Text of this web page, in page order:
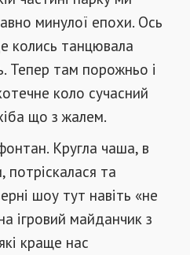
минулої епохи. Ось
колись танцювала
Тепер там порожньо і
коло сучасний
що з жалем.
Кругла чаша, в
потріскалася та
шоу тут навіть «не
ігровий майданчик з
краще нас